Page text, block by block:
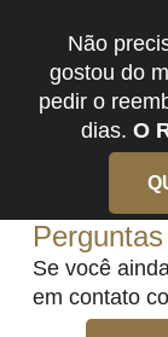
Não
gostou do
pedir o
dias. O
Se você
em contato